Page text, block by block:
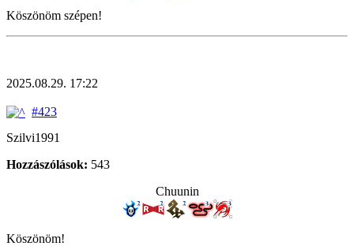
Köszönöm szépen!
2025.08.29. 17:22
#423
Szilvi1991
Hozzászólások: 543
Chuunin
Köszönöm!